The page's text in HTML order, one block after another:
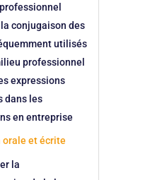
conjugaison des
utilisés
professionnel
expressions
dans les
en entreprise
orale et écrite
la